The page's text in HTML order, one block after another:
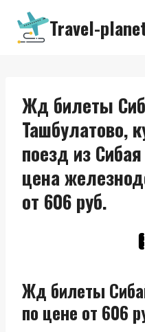
Перейти
содержимому
Travel-
Жд билеты
Ташбулатово,
поезд из
цена
от 606 руб.
Жд билеты
по цене от 606